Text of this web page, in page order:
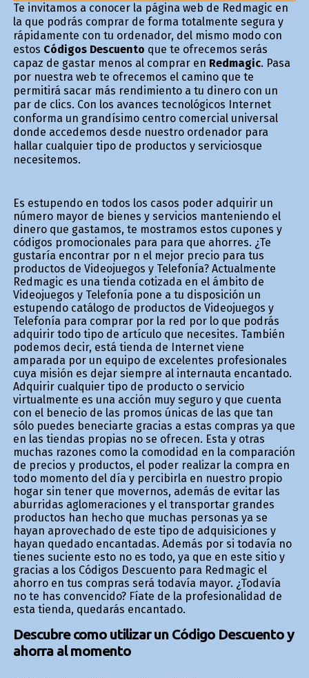
Te invitamos a conocer la página web de Redmagic en
la que podrás comprar de forma totalmente segura y
rápidamente con tu ordenador, del mismo modo con
estos Códigos Descuento que te ofrecemos serás
capaz de gastar menos al comprar en Redmagic. Pasa
por nuestra web te ofrecemos el camino que te
permitirá sacar más rendimiento a tu dinero con un
par de clics. Con los avances tecnológicos Internet
conforma un grandísimo centro comercial universal
donde accedemos desde nuestro ordenador para
hallar cualquier tipo de productos y serviciosque
necesitemos.
Es estupendo en todos los casos poder adquirir un
número mayor de bienes y servicios manteniendo el
dinero que gastamos, te mostramos estos cupones y
códigos promocionales para para que ahorres. ¿Te
gustaría encontrar por fin el mejor precio para tus
productos de Videojuegos y Telefonía? Actualmente
Redmagic es una tienda cotizada en el ámbito de
Videojuegos y Telefonía pone a tu disposición un
estupendo catálogo de productos de Videojuegos y
Telefonía para comprar por la red por lo que podrás
adquirir todo tipo de artículo que necesites. También
podemos decir, está tienda de Internet viene
amparada por un equipo de excelentes profesionales
cuya misión es dejar siempre al internauta encantado.
Adquirir cualquier tipo de producto o servicio
virtualmente es una acción muy seguro y que cuenta
con el beneficio de las promos únicas de las que tan
sólo puedes beneficiarte gracias a estas compras ya que
en las tiendas propias no se ofrecen. Esta y otras
muchas razones como la comodidad en la comparación
de precios y productos, el poder realizar la compra en
todo momento del día y percibirla en nuestro propio
hogar sin tener que movernos, además de evitar las
aburridas aglomeraciones y el transportar grandes
productos han hecho que muchas personas ya se
hayan aprovechado de este tipo de adquisiciones y
hayan quedado encantadas. Además por si todavía no
tienes suficiente esto no es todo, ya que en este sitio y
gracias a los Códigos Descuento para Redmagic el
ahorro en tus compras será todavía mayor. ¿Todavía
no te has convencido? Fíate de la profesionalidad de
esta tienda, quedarás encantado.
Descubre como utilizar un Código Descuento y
ahorra al momento